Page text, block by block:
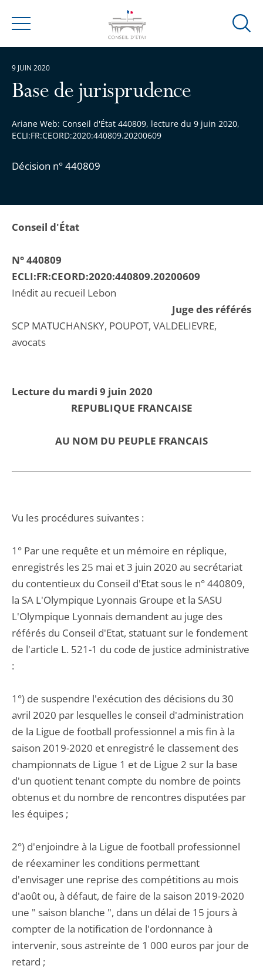
Menu
Ouvrir
Base de jurisprudence
Ariane Web: Conseil d'État 440809, lecture du 9 juin 2020,
ECLI:FR:CEORD:2020:440809.20200609
Décision n° 440809
9 JUIN 2020
Conseil d'État
N° 440809
ECLI:FR:CEORD:2020:440809.20200609
Inédit au recueil Lebon
Juge des référés
SCP MATUCHANSKY, POUPOT, VALDELIEVRE,
avocats
Lecture du mardi 9 juin 2020
REPUBLIQUE FRANCAISE
AU NOM DU PEUPLE FRANCAIS
Vu les procédures suivantes :
1° Par une requête et un mémoire en réplique,
enregistrés les 25 mai et 3 juin 2020 au secrétariat
du contentieux du Conseil d'Etat sous le n° 440809,
la SA L'Olympique Lyonnais Groupe et la SASU
L'Olympique Lyonnais demandent au juge des
référés du Conseil d'Etat, statuant sur le fondement
de l'article L. 521-1 du code de justice administrative
:
1°) de suspendre l'exécution des décisions du 30
avril 2020 par lesquelles le conseil d'administration
de la Ligue de football professionnel a mis fin à la
saison 2019-2020 et enregistré le classement des
championnats de Ligue 1 et de Ligue 2 sur la base
d'un quotient tenant compte du nombre de points
obtenus et du nombre de rencontres disputées par
les équipes ;
2°) d'enjoindre à la Ligue de football professionnel
de réexaminer les conditions permettant
d'envisager une reprise des compétitions au mois
d'août ou, à défaut, de faire de la saison 2019-2020
une " saison blanche ", dans un délai de 15 jours à
compter de la notification de l'ordonnance à
intervenir, sous astreinte de 1 000 euros par jour de
retard ;